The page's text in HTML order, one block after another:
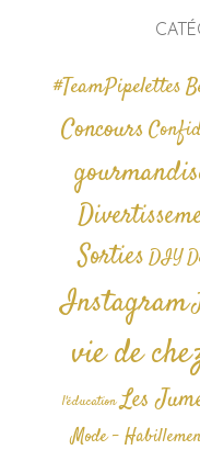
#TeamPipelettes
Concours
SortiesDIY
Instagram
vie de
l'éducation Les
Mode -